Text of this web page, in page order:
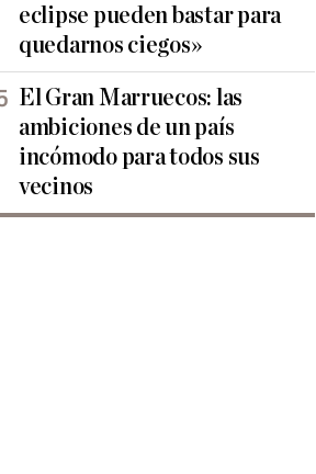
eclipse pueden bastar para
quedarnos ciegos»
El Gran Marruecos: las
ambiciones de un país
incómodo para todos sus
vecinos